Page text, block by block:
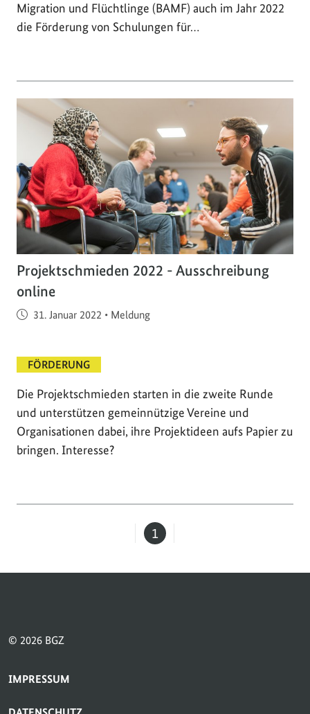
Migration und Flüchtlinge (BAMF) auch im Jahr 2022
die Förderung von Schulungen für…
Projektschmieden 2022 - Ausschreibung
online
Veröffentlicht am
31. Januar 2022 • Meldung
FÖRDERUNG
Die Projektschmieden starten in die zweite Runde
und unterstützen gemeinnützige Vereine und
Organisationen dabei, ihre Projektideen aufs Papier zu
bringen. Interesse?
Seite
1
© 2026 BGZ
SERVICE-NAVIGATION FUSSBEREICH
IMPRESSUM